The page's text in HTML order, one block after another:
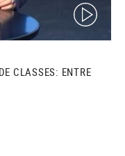
(video)
CLASSES: ENTRE